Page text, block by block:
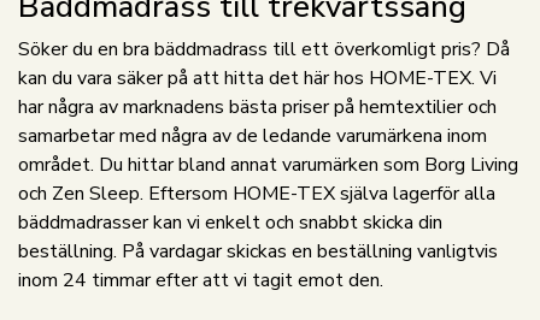
Söker du en bra bäddmadrass till ett överkomligt pris? Då
kan du vara säker på att hitta det här hos HOME-TEX. Vi
har några av marknadens bästa priser på hemtextilier och
samarbetar med några av de ledande varumärkena inom
området. Du hittar bland annat varumärken som Borg Living
och Zen Sleep. Eftersom HOME-TEX själva lagerför alla
bäddmadrasser kan vi enkelt och snabbt skicka din
beställning. På vardagar skickas en beställning vanligtvis
inom 24 timmar efter att vi tagit emot den.